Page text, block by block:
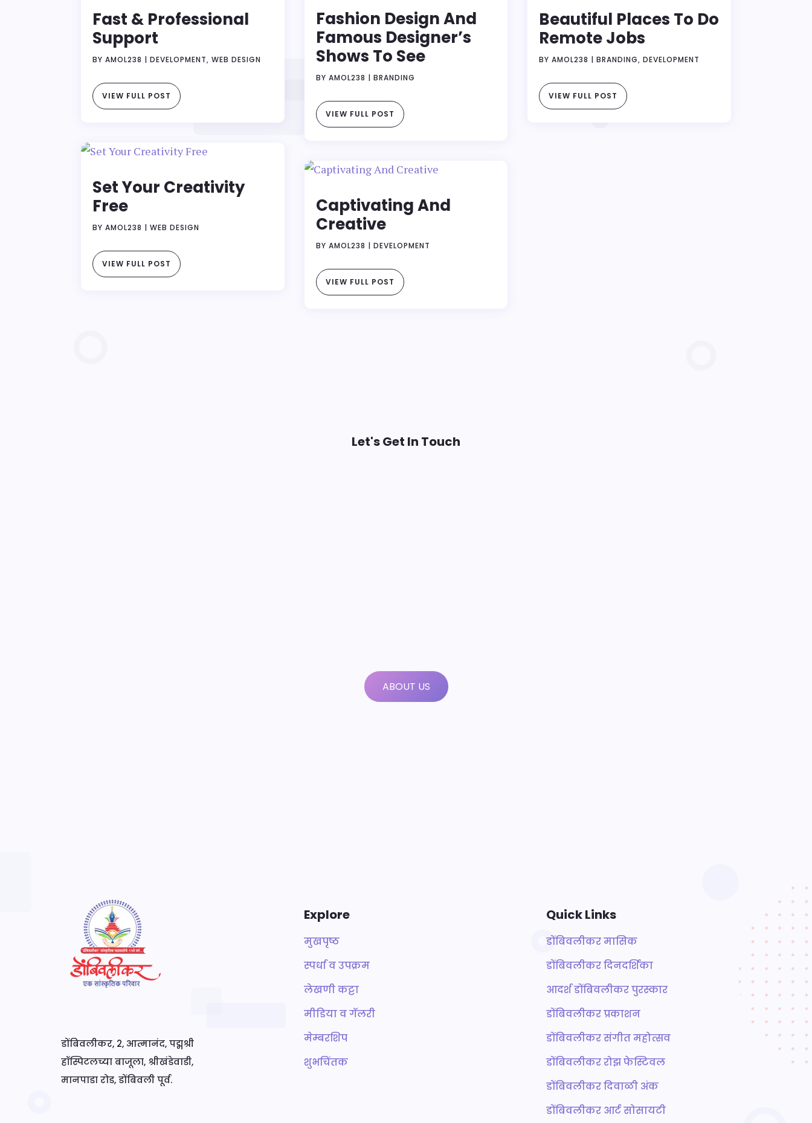
Fast & Professional
Support
BYAMOL238 |DEVELOPMENT,WEB DESIGN
VIEW FULL POST
Set Your Creativity
Free
BYAMOL238 |WEB DESIGN
VIEW FULL POST
Fashion Design And
Famous Designer’s
Shows To See
BY AMOL238 | BRANDING
VIEW FULL POST
Captivating And
Creative
BY AMOL238 | DEVELOPMENT
VIEW FULL POST
Beautiful Places To Do
Remote Jobs
BY AMOL238 | BRANDING, DEVELOPMENT
VIEW FULL POST
Let's Get In Touch
ABOUT US
डोंबिवलीकर, 2, आत्मानंद, पद्मश्री
हॉस्पिटलच्या बाजूला, श्रीखंडेवाडी,
मानपाडा रोड, डोंबिवली पूर्व.
Explore
मुखपृष्ठ
स्पर्धा व उपक्रम
लेखणी कट्टा
मीडिया व गॅलरी
मेम्बरशिप
शुभचिंतक
Quick Links
डोंबिवलीकर मासिक
डोंबिवलीकर दिनदर्शिका
आदर्श डोंबिवलीकर पुरस्कार
डोंबिवलीकर प्रकाशन
डोंबिवलीकर संगीत महोत्सव
डोंबिवलीकर रोझ फेस्टिवल
डोंबिवलीकर दिवाळी अंक
डोंबिवलीकर आर्ट सोसायटी